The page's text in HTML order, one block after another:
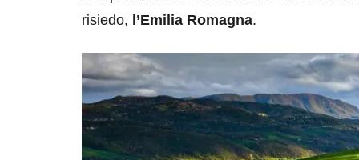
risiedo, l’Emilia Romagna.